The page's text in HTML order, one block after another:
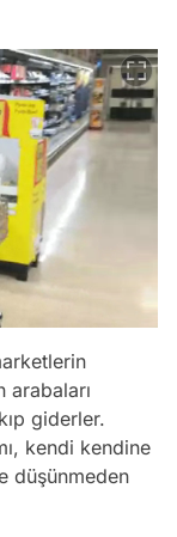
arabaları
giderler.
kendi kendine
düşünmeden